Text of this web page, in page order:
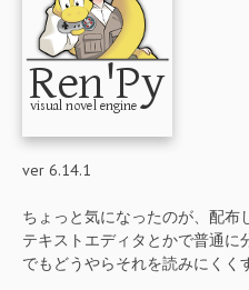
ver 6.14.1
ちょっと気になったのが、配
テキストエディタとかで普通
でもどうやらそれを読みにくく